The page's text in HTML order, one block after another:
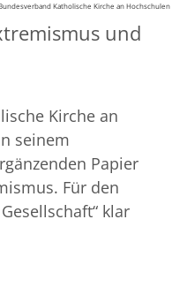
Katholische Kirche an Hochschulen
und
Kirche an
seinem
Papier
Für den
klar